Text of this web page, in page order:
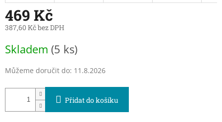
469 Kč
387,60 Kč bez DPH
cena:
Skladem (5 ks)
Můžeme doručit do: 11.8.2026
Přidat do košíku